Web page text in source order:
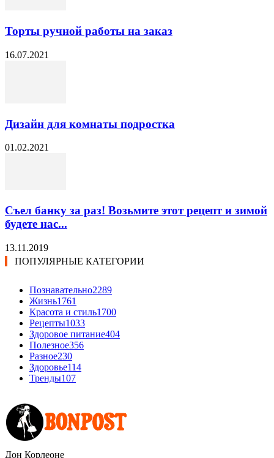
Торты ручной работы на заказ
16.07.2021
Дизайн для комнаты подростка
01.02.2021
Съел банку за раз! Возьмите этот рецепт и зимой
будете нас...
13.11.2019
ПОПУЛЯРНЫЕ КАТЕГОРИИ
Познавательно2289
Жизнь1761
Красота и стиль1700
Рецепты1033
Здоровое питание404
Полезное356
Разное230
Здоровье114
Тренды107
Дон Корлеоне